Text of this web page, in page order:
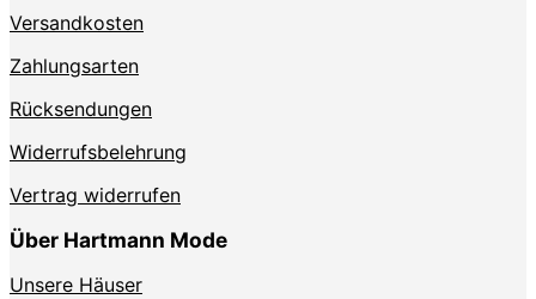
Versandkosten
Zahlungsarten
Rücksendungen
Widerrufsbelehrung
Vertrag widerrufen
Über Hartmann Mode
Unsere Häuser